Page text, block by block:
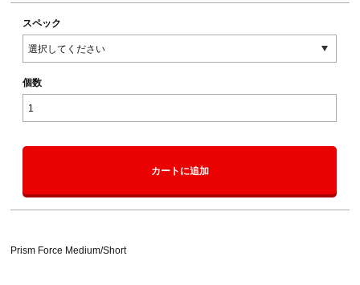
スペック
個数
カートに追加
Prism Force Medium/Short